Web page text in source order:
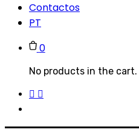
Contactos
PT
0
No products in the cart.